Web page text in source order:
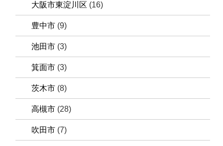
大阪市東淀川区 (16)
豊中市 (9)
池田市 (3)
箕面市 (3)
茨木市 (8)
高槻市 (28)
吹田市 (7)